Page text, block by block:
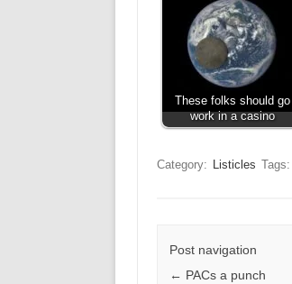
These folks should go
work in a casino
Category: Listicles Tags:
Post navigation
← PACs a punch